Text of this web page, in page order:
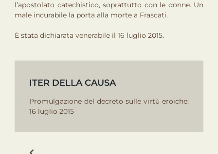
l’apostolato catechistico, soprattutto con le donne. Un
male incurabile la porta alla morte a Frascati.
È stata dichiarata venerabile il 16 luglio 2015.
ITER DELLA CAUSA
Promulgazione del decreto sulle virtù eroiche:
16 luglio 2015